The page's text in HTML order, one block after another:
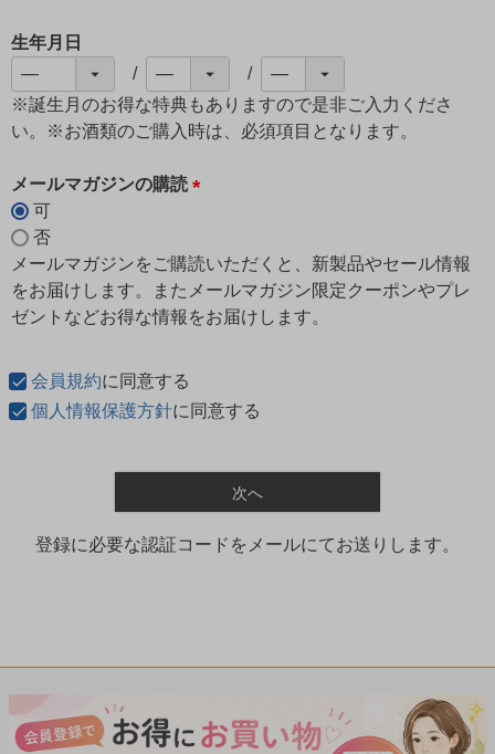
生年月日
※誕生月のお得な特典もありますので是非ご入力くださ
い。※お酒類のご購入時は、必須項目となります。
メールマガジンの購読
須
)
可
否
メールマガジンをご購読いただくと、新製品やセール情報
をお届けします。またメールマガジン限定クーポンやプレ
ゼントなどお得な情報をお届けします。
会員規約に同意する
個人情報保護方針に同意する
次へ
登録に必要な認証コードをメールにてお送りします。